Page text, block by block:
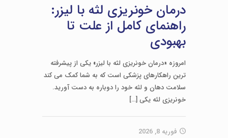
درمان خونریزی لثه با لیزر:
راهنمای کامل از علت تا
بهبودی
امروزه «درمان خونریزی لثه با لیزر» یکی از پیشرفته
ترین راهکارهای پزشکی است که به شما کمک می کند
سلامت دهان و لثه خود را دوباره به دست آورید.
خونریزی لثه یکی[…]
فوریه 8, 2026